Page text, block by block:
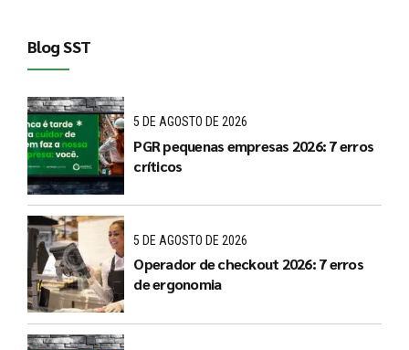
Blog SST
5 DE AGOSTO DE 2026
PGR pequenas empresas 2026: 7 erros
críticos
5 DE AGOSTO DE 2026
Operador de checkout 2026: 7 erros
de ergonomia